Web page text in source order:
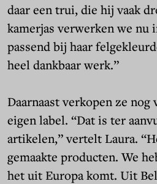
daar een trui, die hij vaak
kamerjas verwerken we nu
passend bij haar
heel dankbaar werk.”
Daarnaast verkopen ze
eigen label. “Dat is ter
artikelen,” vertelt Laura.
gemaakte producten. We
het uit Europa komt. Uit